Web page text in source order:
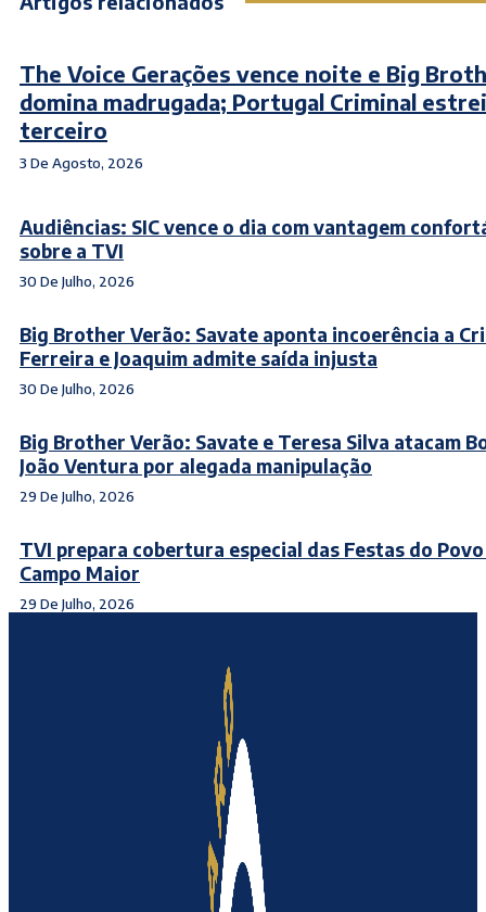
The Voice Gerações vence noite e Big
domina madrugada; Portugal Criminal
terceiro
3 De Agosto, 2026
Audiências: SIC vence o dia com vantagem
sobre a TVI
30 De Julho, 2026
Big Brother Verão: Savate aponta incoerência a
Ferreira e Joaquim admite saída injusta
30 De Julho, 2026
Big Brother Verão: Savate e Teresa Silva atacam
João Ventura por alegada manipulação
29 De Julho, 2026
TVI prepara cobertura especial das Festas do
Campo Maior
29 De Julho, 2026